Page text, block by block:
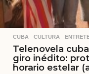
CUBA ,CULTURA ,
Telenovela
giro inédito:
horario estelar